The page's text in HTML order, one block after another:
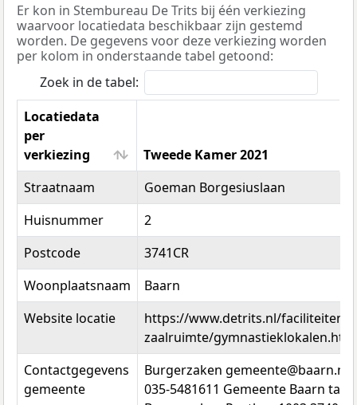
Er kon in Stembureau De Trits bij één verkiezing
waarvoor locatiedata beschikbaar zijn gestemd
worden. De gegevens voor deze verkiezing worden
per kolom in onderstaande tabel getoond:
Zoek in de tabel:
Locatiedata
per
verkiezing
Tweede Kamer 2021
Locatiedata
per
verkiezing
Tweede Kamer 2021
Straatnaam
Goeman Borgesiuslaan
Huisnummer
2
Postcode
3741CR
Woonplaatsnaam
Baarn
Website locatie
https://www.detrits.nl/faciliteiten-
zaalruimte/
Contactgegevens
gemeente
Burgerzaken gemeente@baarn.nl
035-5481611 Gemeente Baarn tav